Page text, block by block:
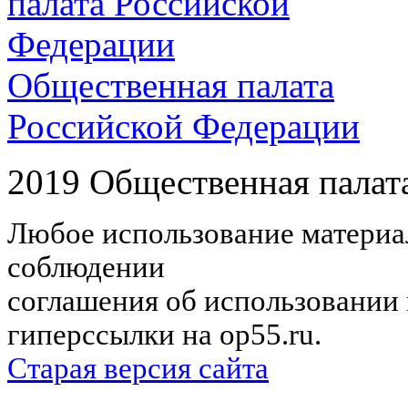
Общественная палата
Российской Федерации
2019 Общественная
Любое использование
соблюдении
соглашения об
гиперссылки на op55.ru.
Старая версия сайта